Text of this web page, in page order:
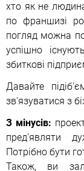
хто як не
по франшизі
погляд можна
успішно
збиткові
Давайте
зв'язуватися з
З мінусів:
пред'являти
Потрібно бути
Також, ви